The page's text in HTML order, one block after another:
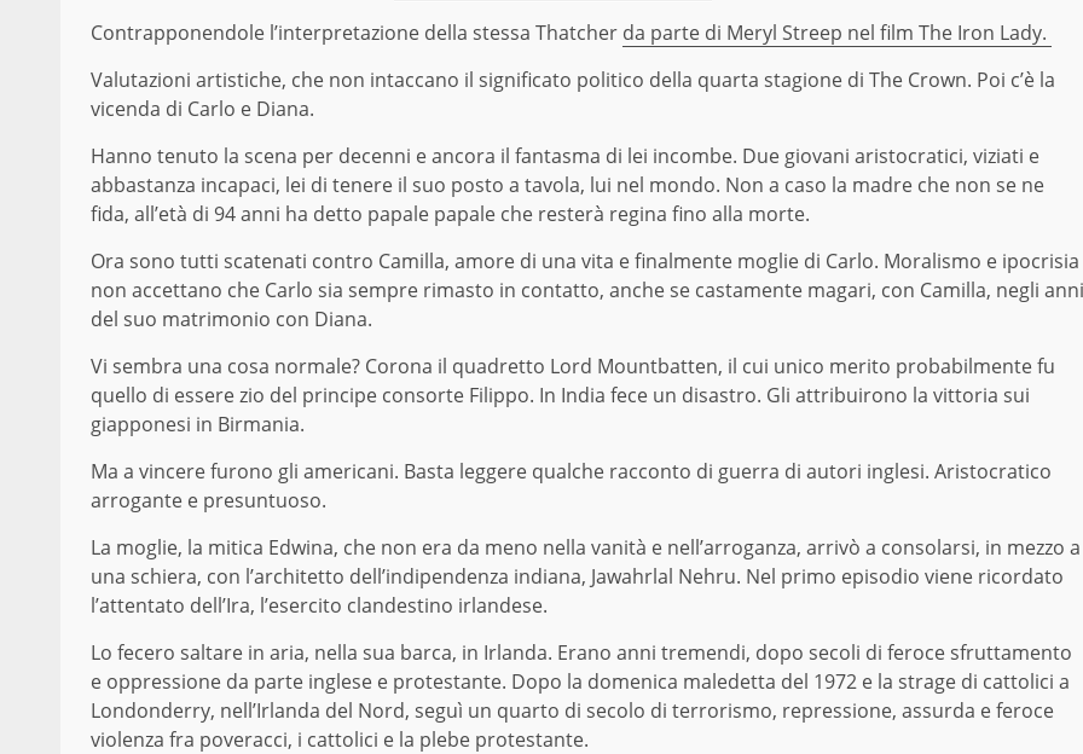
Contrapponendole l’interpretazione della stessa Thatcher da parte di Meryl Streep nel film The Iron Lady.
Valutazioni artistiche, che non intaccano il significato politico della quarta stagione di The Crown. Poi c’è la
vicenda di Carlo e Diana.
Hanno tenuto la scena per decenni e ancora il fantasma di lei incombe. Due giovani aristocratici, viziati e
abbastanza incapaci, lei di tenere il suo posto a tavola, lui nel mondo. Non a caso la madre che non se ne
fida, all’età di 94 anni ha detto papale papale che resterà regina fino alla morte.
Ora sono tutti scatenati contro Camilla, amore di una vita e finalmente moglie di Carlo. Moralismo e ipocrisia
non accettano che Carlo sia sempre rimasto in contatto, anche se castamente magari, con Camilla, negli anni
del suo matrimonio con Diana.
Vi sembra una cosa normale? Corona il quadretto Lord Mountbatten, il cui unico merito probabilmente fu
quello di essere zio del principe consorte Filippo. In India fece un disastro. Gli attribuirono la vittoria sui
giapponesi in Birmania.
Ma a vincere furono gli americani. Basta leggere qualche racconto di guerra di autori inglesi. Aristocratico
arrogante e presuntuoso.
La moglie, la mitica Edwina, che non era da meno nella vanità e nell’arroganza, arrivò a consolarsi, in mezzo a
una schiera, con l’architetto dell’indipendenza indiana, Jawahrlal Nehru. Nel primo episodio viene ricordato
l’attentato dell’Ira, l’esercito clandestino irlandese.
Lo fecero saltare in aria, nella sua barca, in Irlanda. Erano anni tremendi, dopo secoli di feroce sfruttamento
e oppressione da parte inglese e protestante. Dopo la domenica maledetta del 1972 e la strage di cattolici a
Londonderry, nell’Irlanda del Nord, seguì un quarto di secolo di terrorismo, repressione, assurda e feroce
violenza fra poveracci, i cattolici e la plebe protestante.